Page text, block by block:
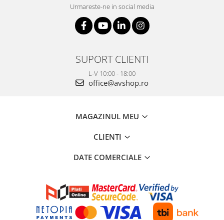
Urmareste-ne in social media
SUPORT CLIENTI
L-V 10:00 - 18:00
office@avshop.ro
MAGAZINUL MEU
CLIENTI
DATE COMERCIALE